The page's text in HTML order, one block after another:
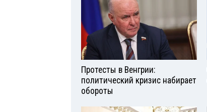
Протесты в Венгрии:
политический кризис набирает
обороты